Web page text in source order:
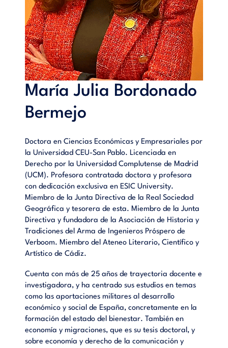
María Julia Bordonado
Bermejo
Doctora en Ciencias Económicas y Empresariales por
la Universidad CEU-San Pablo. Licenciada en
Derecho por la Universidad Complutense de Madrid
(UCM). Profesora contratada doctora y profesora
con dedicación exclusiva en ESIC University.
Miembro de la Junta Directiva de la Real Sociedad
Geográfica y tesorera de esta. Miembro de la Junta
Directiva y fundadora de la Asociación de Historia y
Tradiciones del Arma de Ingenieros Próspero de
Verboom. Miembro del Ateneo Literario, Científico y
Artístico de Cádiz.
Cuenta con más de 25 años de trayectoria docente e
investigadora, y ha centrado sus estudios en temas
como las aportaciones militares al desarrollo
económico y social de España, concretamente en la
formación del estado del bienestar. También en
economía y migraciones, que es su tesis doctoral, y
sobre economía y derecho de la comunicación y